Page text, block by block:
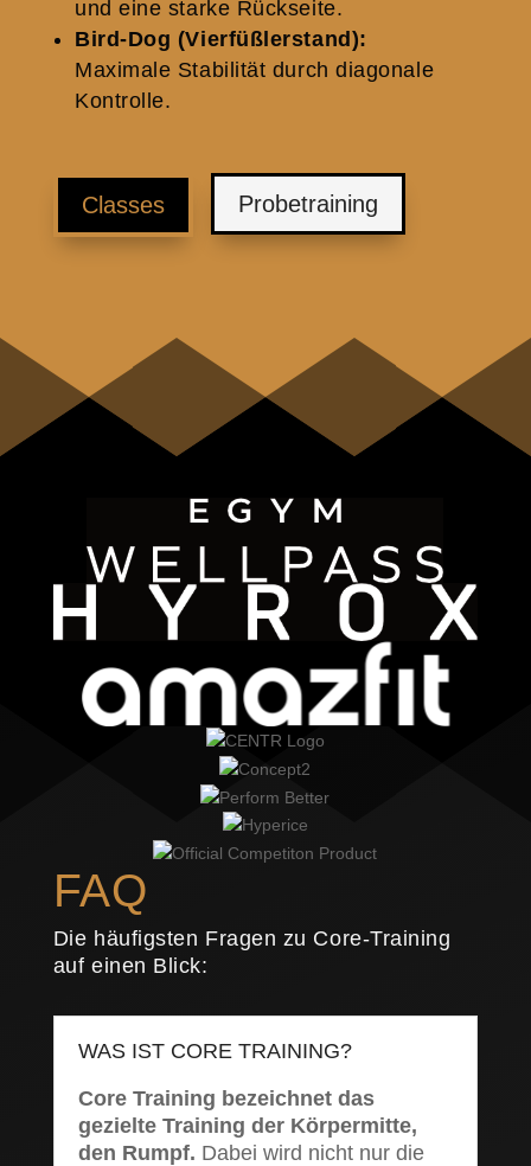
und eine starke Rückseite.
Bird-Dog (Vierfüßlerstand):
Maximale Stabilität durch diagonale
Kontrolle.
Classes Probetraining
FAQ
Die häufigsten Fragen zu Core-Training
auf einen Blick:
WAS IST CORE TRAINING?
Core Training bezeichnet das
gezielte Training der Körpermitte,
den Rumpf. Dabei wird nicht nur die